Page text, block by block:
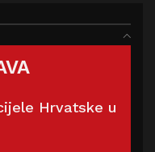
Hrvatske u